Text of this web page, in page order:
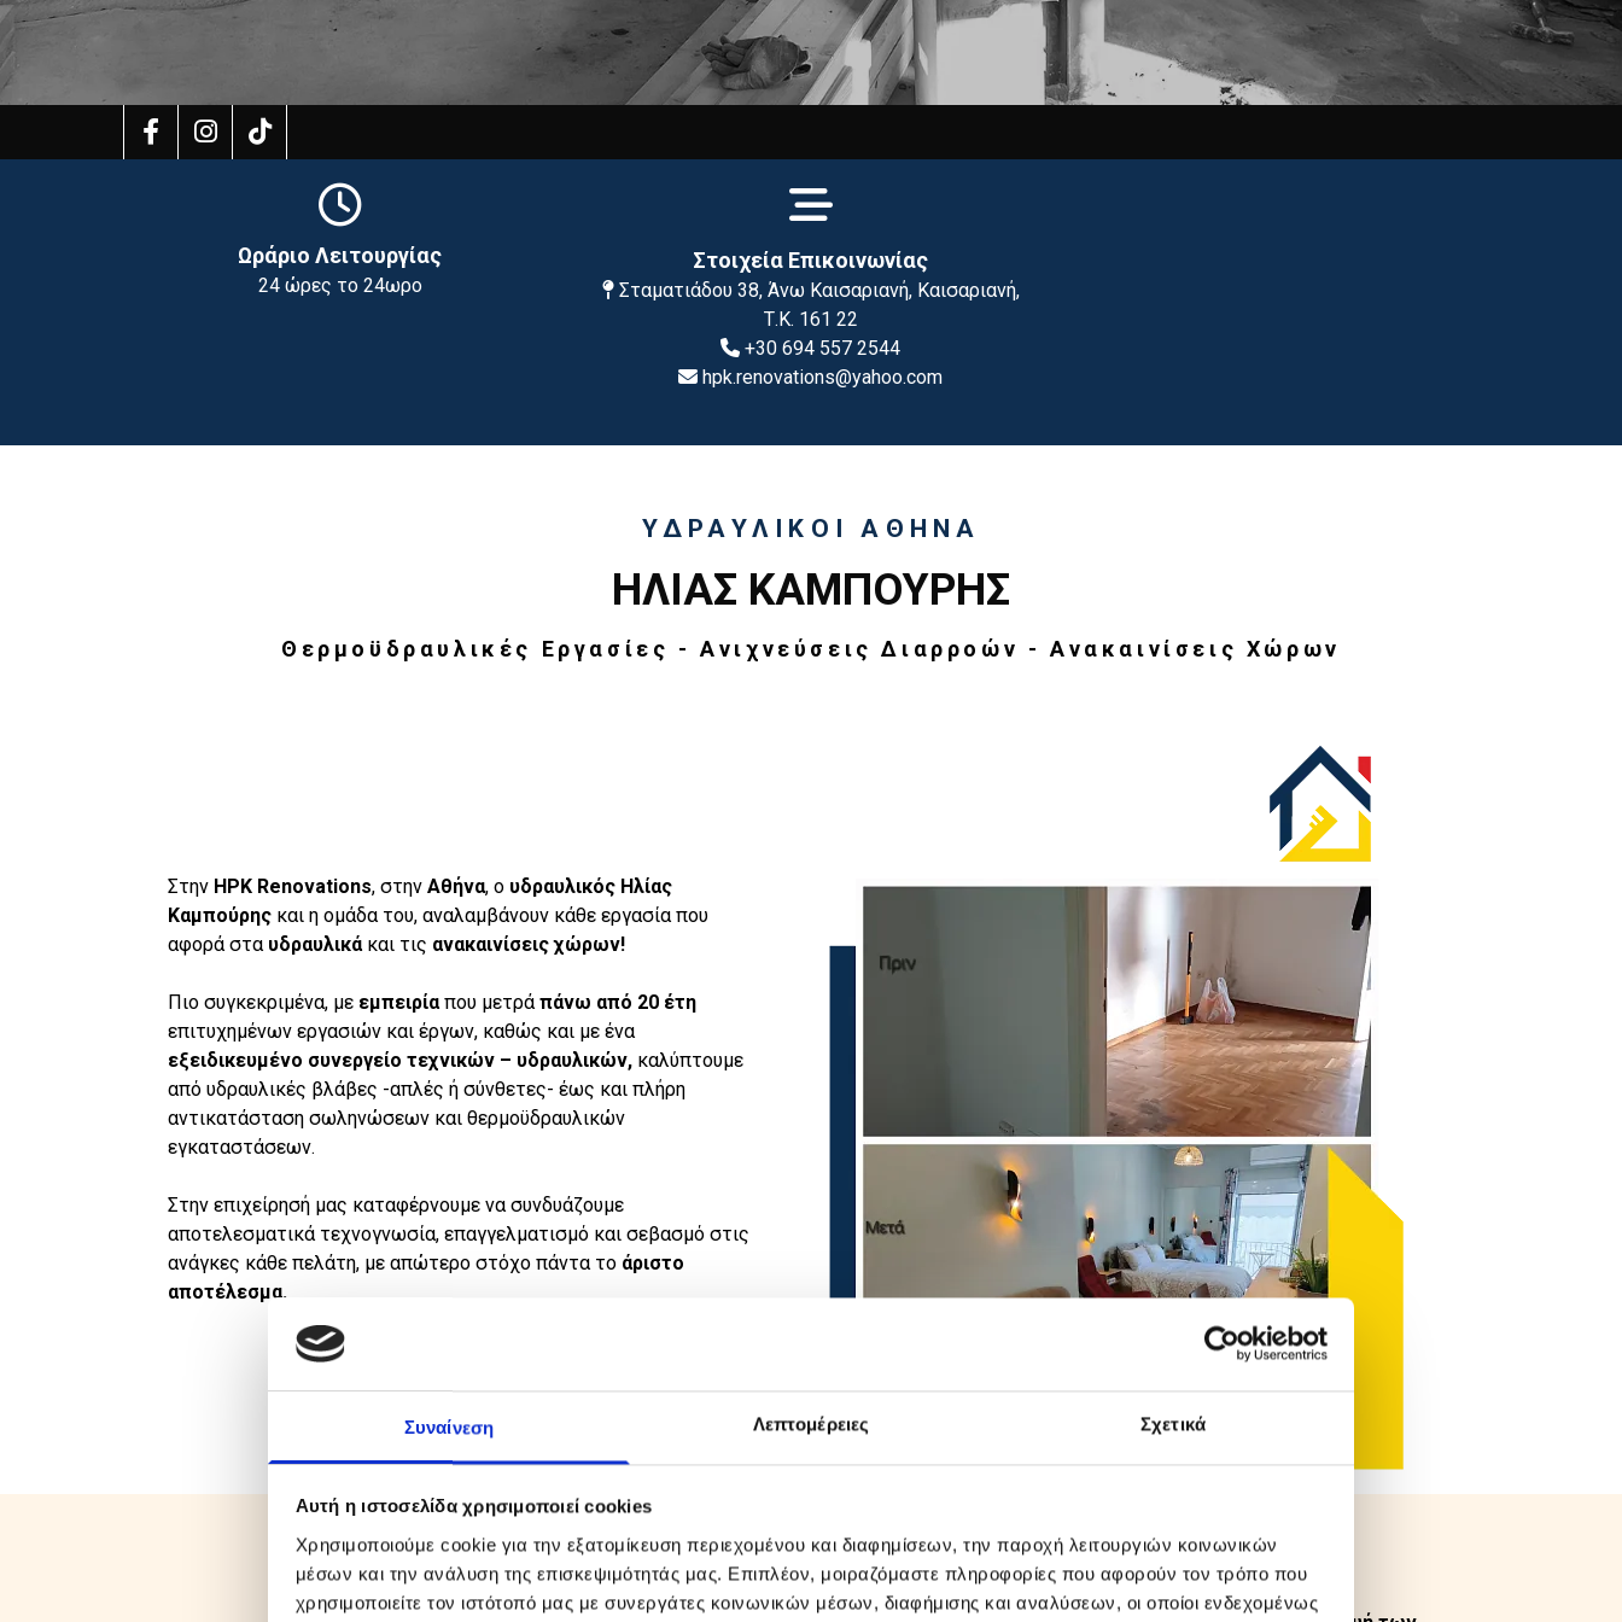
Συναίνεση Λεπτομέρειες Σχετικά
Αυτή η ιστοσελίδα χρησιμοποιεί cookies
Χρησιμοποιούμε cookie για την εξατομίκευση περιεχομένου και διαφημίσεων, την παροχή λειτουργιών κοινωνικών
μέσων και την ανάλυση της επισκεψιμότητάς μας. Επιπλέον, μοιραζόμαστε πληροφορίες που αφορούν τον τρόπο που
χρησιμοποιείτε τον ιστότοπό μας με συνεργάτες κοινωνικών μέσων, διαφήμισης και αναλύσεων, οι οποίοι ενδεχομένως

Ωράριο Λειτουργίας
24 ώρες το 24ωρο

Στοιχεία Επικοινωνίας
Σταματιάδου 38, Άνω Καισαριανή, Καισαριανή,
Τ.Κ. 161 22
 +30 694 557 2544
 hpk.renovations@yahoo.com
ΥΔΡΑΥΛΙΚΟΙ ΑΘΗΝΑ
ΗΛΙΑΣ ΚΑΜΠΟΥΡΗΣ
Θερμοϋδραυλικές Εργασίες - Ανιχνεύσεις Διαρροών - Ανακαινίσεις Χώρων
Στην HPK Renovations, στην Αθήνα, ο υδραυλικός Ηλίας
Καμπούρης και η ομάδα του, αναλαμβάνουν κάθε εργασία που
αφορά στα υδραυλικάκαι τις ανακαινίσεις χώρων!
Πιο συγκεκριμένα, με εμπειρίαπου μετράπάνω από 20 έτη
επιτυχημένων εργασιών και έργων, καθώς και με ένα
εξειδικευμένο συνεργείο τεχνικών – υδραυλικών, καλύπτουμε
από υδραυλικές βλάβες -απλές ή σύνθετες- έως και πλήρη
αντικατάσταση σωληνώσεων και θερμοϋδραυλικών
εγκαταστάσεων.
Στην επιχείρησή μας καταφέρνουμε να συνδυάζουμε
αποτελεσματικά τεχνογνωσία, επαγγελματισμό και σεβασμό στις
ανάγκες κάθε πελάτη, με απώτερο στόχο πάντα το άριστο
αποτέλεσμα.
 Υδραυλικές εγκαταστάσεις & επισκευές